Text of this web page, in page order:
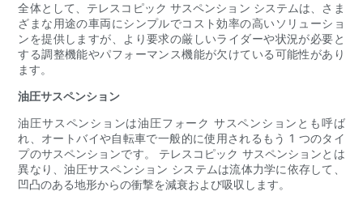
全体として、テレスコピック サスペンション システムは、さま
ざまな用途の車両にシンプルでコスト効率の高いソリューショ
ンを提供しますが、より要求の厳しいライダーや状況が必要と
する調整機能やパフォーマンス機能が欠けている可能性があり
ます。
油圧サスペンション
油圧サスペンションは油圧フォーク サスペンションとも呼ば
れ、オートバイや自転車で一般的に使用されるもう 1 つのタイ
プのサスペンションです。 テレスコピック サスペンションとは
異なり、油圧サスペンション システムは流体力学に依存して、
凹凸のある地形からの衝撃を減衰および吸収します。